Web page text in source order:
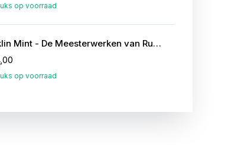
op voorraad
Franklin Mint - De Meesterwerken van Rubens
op voorraad